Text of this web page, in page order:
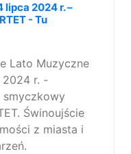
2024 r. –
- Tu
Lato Muzyczne
2024 r. -
Świnoujście
z miasta i